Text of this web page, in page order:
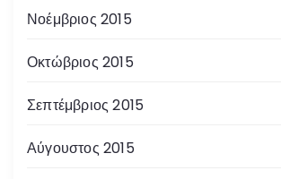
Νοέμβριος 2015
Οκτώβριος 2015
Σεπτέμβριος 2015
Αύγουστος 2015